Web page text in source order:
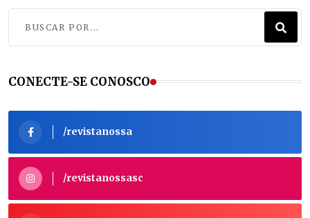
CONECTE-SE CONOSCO
/revistanossa
/revistanossasc